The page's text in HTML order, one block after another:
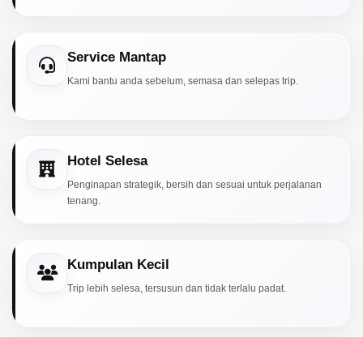
Service Mantap
Kami bantu anda sebelum, semasa dan selepas trip.
Hotel Selesa
Penginapan strategik, bersih dan sesuai untuk perjalanan
tenang.
Kumpulan Kecil
Trip lebih selesa, tersusun dan tidak terlalu padat.